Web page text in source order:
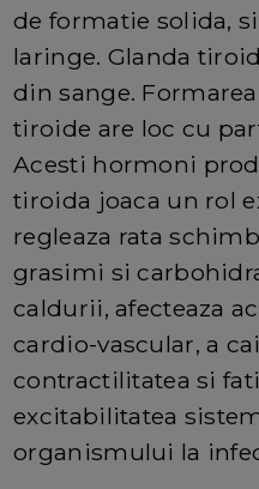
de formatie solida,
laringe. Glanda
din sange.
tiroide are loc cu
Acesti hormoni
tiroida joaca un rol
regleaza rata
grasimi si
caldurii, afecteaza
cardio-vascular, a
contractilitatea si
excitabilitatea
organismului la